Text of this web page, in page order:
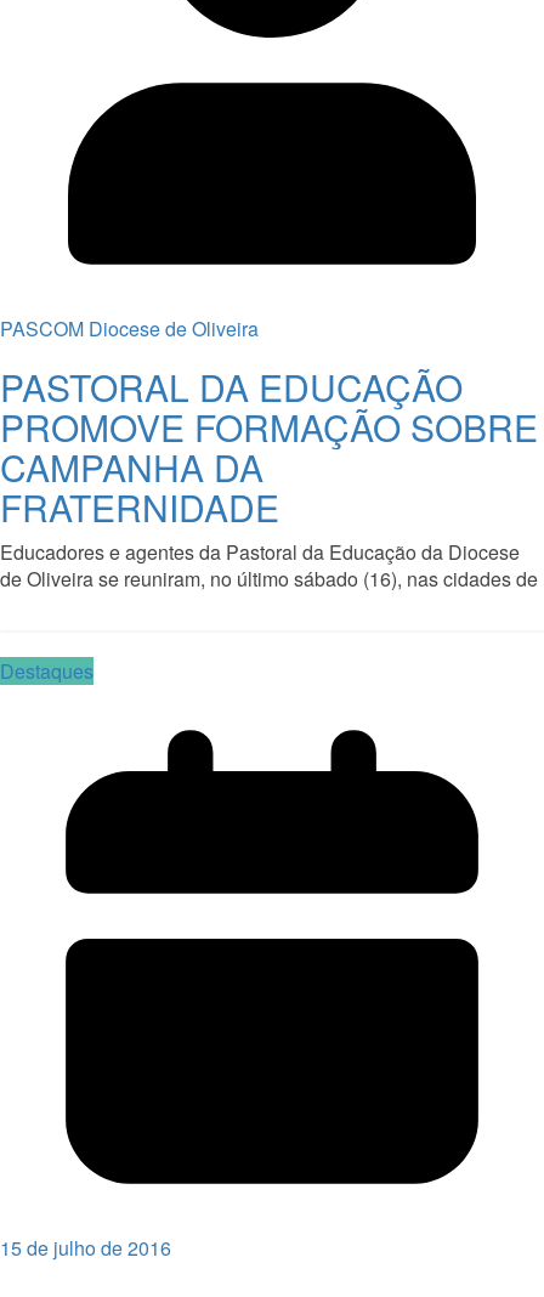
PASCOM Diocese de Oliveira
PASTORAL DA EDUCAÇÃO
PROMOVE FORMAÇÃO SOBRE
CAMPANHA DA
FRATERNIDADE
Educadores e agentes da Pastoral da Educação da Diocese
de Oliveira se reuniram, no último sábado (16), nas cidades de
Destaques
15 de julho de 2016